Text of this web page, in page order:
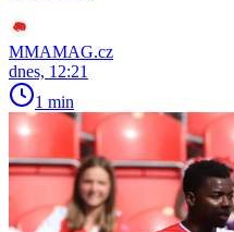
MMAMAG.cz
dnes, 12:21
1 min